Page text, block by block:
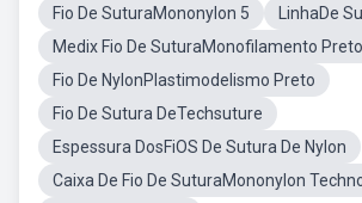
Fio De SuturaMononylon 5
LinhaDe
Medix Fio De SuturaMonofilamento
Fio De NylonPlastimodelismo Preto
Fio De Sutura DeTechsuture
Espessura DosFiOS De Sutura De Nylon
Caixa De Fio De SuturaMononylon